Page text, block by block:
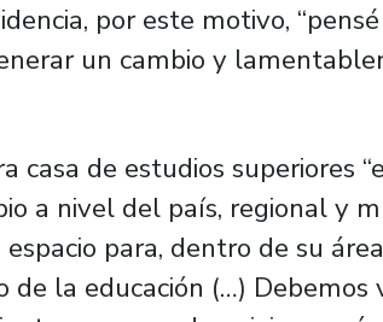
por este motivo,
un cambio y
casa de estudios superiores
a nivel del país, regional y
para, dentro de su
de la educación (…) Debemos